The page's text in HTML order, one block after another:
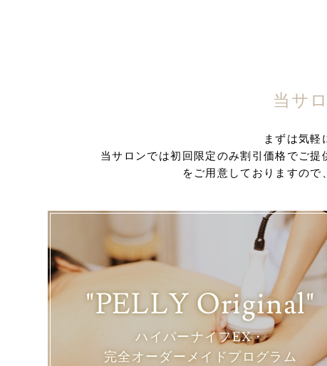
当サ
まずは気軽
当サロンでは初回限定のみ割引価格でご
をご用意しておりますので
"PELLY Original"
ハイパーナイフEX・
完全オーダーメイドプログラム